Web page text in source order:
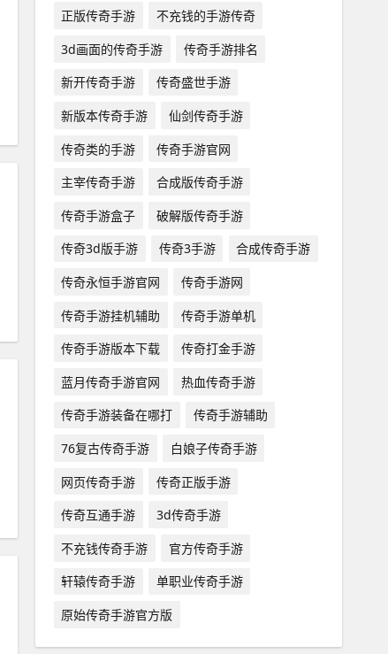
正版传奇手游
不充钱的手游传奇
3d画面的传奇手游
传奇手游排名
新开传奇手游
传奇盛世手游
新版本传奇手游
仙剑传奇手游
传奇类的手游
传奇手游官网
主宰传奇手游
合成版传奇手游
传奇手游盒子
破解版传奇手游
传奇3d版手游
传奇3手游
合成传奇手游
传奇永恒手游官网
传奇手游网
传奇手游挂机辅助
传奇手游单机
传奇手游版本下载
传奇打金手游
蓝月传奇手游官网
热血传奇手游
传奇手游装备在哪打
传奇手游辅助
76复古传奇手游
白娘子传奇手游
网页传奇手游
传奇正版手游
传奇互通手游
3d传奇手游
不充钱传奇手游
官方传奇手游
轩辕传奇手游
单职业传奇手游
原始传奇手游官方版